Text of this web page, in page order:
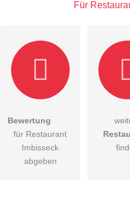
E-Mail-Adresse (wird nicht
Hiermit akzeptiere ich
DieDatenschutzerklärung
Für
Bewertung
für Restaurant
Imbisseck
abgeben